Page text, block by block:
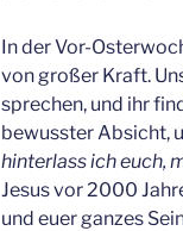
In der Vor-
von großer Kraft.
sprechen, und ihr
bewusster Absicht,
hinterlass ich euch,
Jesus vor 2000
und euer ganzes